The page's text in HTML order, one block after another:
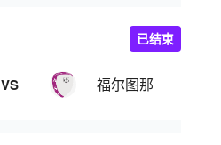
VS 福尔图那
已结束